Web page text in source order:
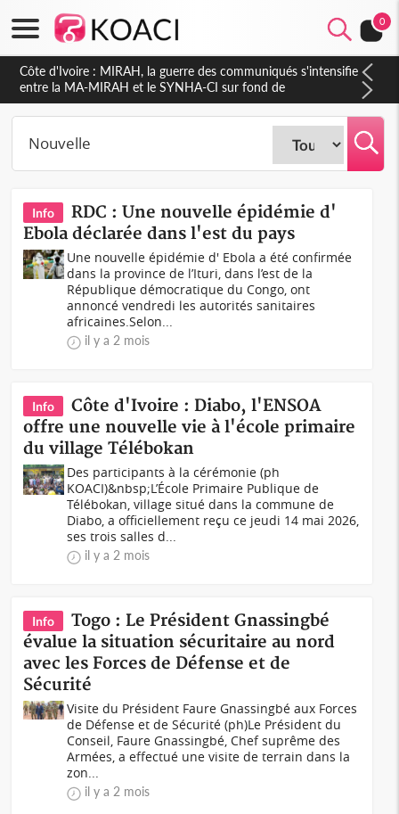
0
Côte d'Ivoire : Indépendance 2026, Thiam plaide pour un
environnement démocratique plus apaisé
Info
RDC : Une nouvelle épidémie d'
Ebola déclarée dans l'est du pays
Une nouvelle épidémie d' Ebola a été confirmée
dans la province de l’Ituri, dans l’est de la
République démocratique du Congo, ont
annoncé vendredi les autorités sanitaires
africaines.Selon...
il y a 2 mois
Info
Côte d'Ivoire : Diabo, l'ENSOA
offre une nouvelle vie à l'école primaire
du village Télébokan
Des participants à la cérémonie (ph
KOACI)&nbsp;L’École Primaire Publique de
Télébokan, village situé dans la commune de
Diabo, a officiellement reçu ce jeudi 14 mai 2026,
ses trois salles d...
il y a 2 mois
Info
Togo : Le Président Gnassingbé
évalue la situation sécuritaire au nord
avec les Forces de Défense et de
Sécurité
Visite du Président Faure Gnassingbé aux Forces
de Défense et de Sécurité (ph)Le Président du
Conseil, Faure Gnassingbé, Chef suprême des
Armées, a effectué une visite de terrain dans la
zon...
il y a 2 mois